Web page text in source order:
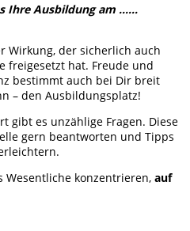
Ihre Ausbildung am ……
Wirkung, der sicherlich auch
freigesetzt hat. Freude und
bestimmt auch bei Dir breit
– den Ausbildungsplatz!
gibt es unzählige Fragen. Diese
gern beantworten und Tipps
Wesentliche konzentrieren, auf